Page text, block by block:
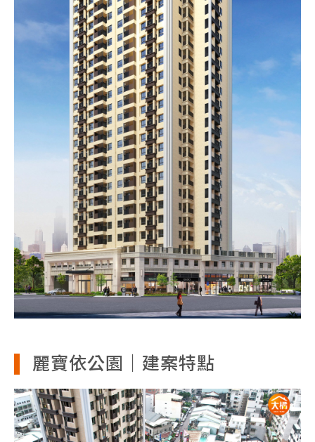
麗寶依公園｜建案特點